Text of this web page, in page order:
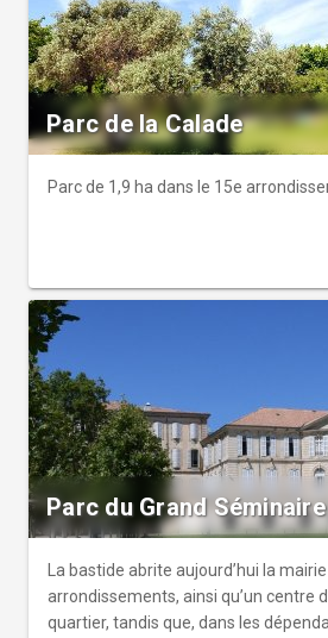
Parc de la Calade
Parc de 1,9 ha dans le 15e
Parc du Grand Séminaire
La bastide abrite aujourd’hui la
arrondissements, ainsi qu’un centre
quartier, tandis que, dans les